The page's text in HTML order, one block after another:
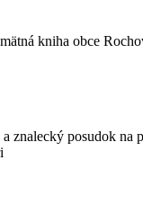
kniha obce
znalecký posudok na